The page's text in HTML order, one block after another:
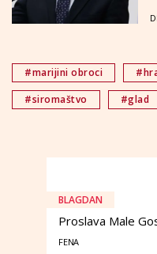
#marijini obroci
#siromaštvo
#glad
BLAGDAN
Proslava Male
FENA